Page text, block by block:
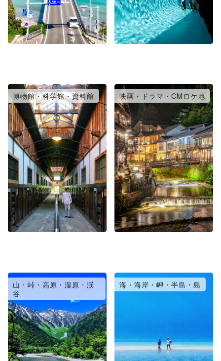
博物館・科学館・資料館 映画・ドラマ・CMロケ地
山・峠・高原・湿原・渓
谷
海・海岸・岬・半島・島